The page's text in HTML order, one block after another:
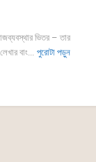
ভিতর – তার
বাং... পুরোটা পড়ুন